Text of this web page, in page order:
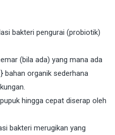
bakteri pengurai (probiotik)
(bila ada) yang mana ada
bahan organik sederhana
hingga cepat diserap oleh
bakteri merugikan yang